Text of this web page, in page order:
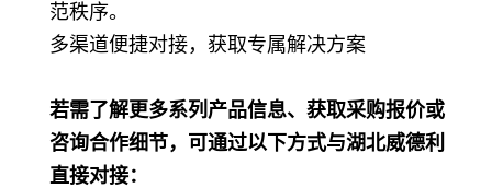
范秩序。
多渠道便捷对接，获取专属解决方案
若需了解更多系列产品信息、获取采购报价或
咨询合作细节，可通过以下方式与湖北威德利
直接对接：